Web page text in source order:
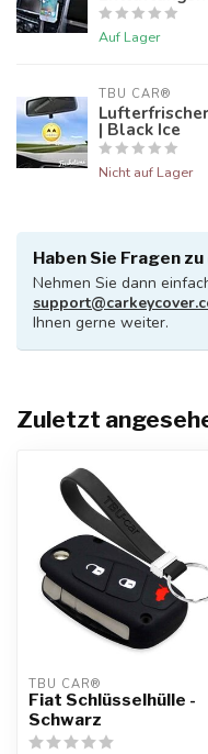
Auf Lager
TBU CAR®
| Black Ice
Nicht auf Lager
Haben Sie Fragen
Nehmen Sie dann
Ihnen gerne weiter.
Zuletzt
TBU CAR®
Fiat Schlüsselhülle -
Schwarz